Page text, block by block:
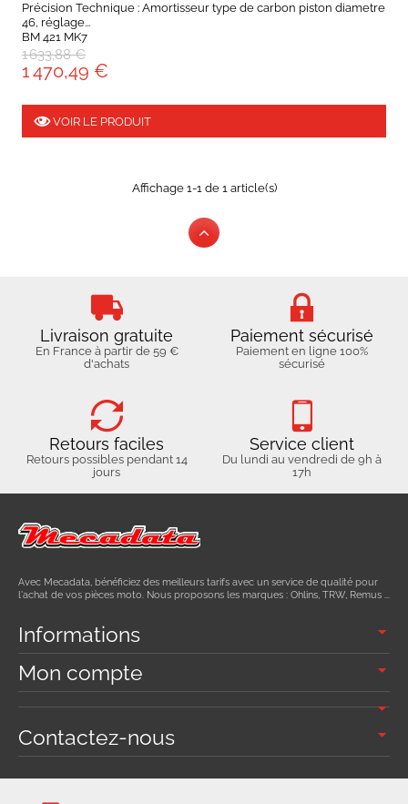
Précision Technique : Amortisseur type de carbon piston diametre
46, réglage...
BM 421 MK7
1 633,88 €
1 470,49 €
VOIR LE PRODUIT
Affichage 1-1 de 1 article(s)
Livraison gratuite
En France à partir de 59 €
d'achats
Paiement sécurisé
Paiement en ligne 100%
sécurisé
Retours faciles
Retours possibles pendant 14
jours
Service client
Du lundi au vendredi de 9h à
17h
Avec Mecadata, bénéficiez des meilleurs tarifs avec un service de qualité pour
l'achat de vos pièces moto. Nous proposons les marques : Ohlins, TRW, Remus ...
Informations
Mon compte
Contactez-nous